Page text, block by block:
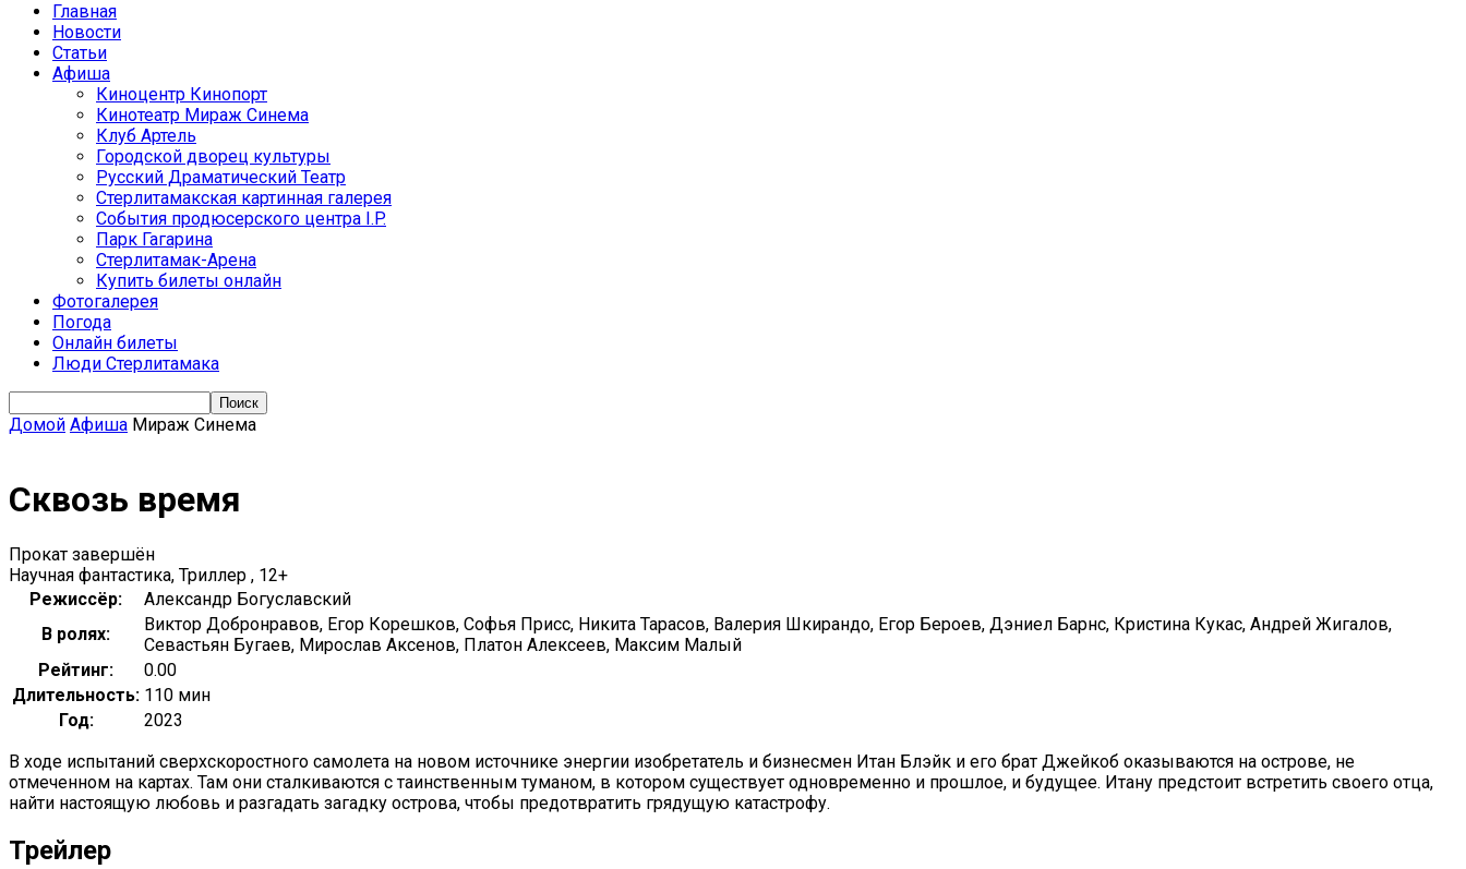
Главная
Новости
Статьи
Афиша
Киноцентр Кинопорт
Кинотеатр Мираж Синема
Клуб Артель
Городской дворец культуры
Русский Драматический Театр
Стерлитамакская картинная галерея
События продюсерского центра I.P.
Парк Гагарина
Стерлитамак-Арена
Купить билеты онлайн
Фотогалерея
Погода
Онлайн билеты
Люди Стерлитамака
Домой Афиша Мираж Синема
Сквозь время
Прокат завершён
Научная фантастика, Триллер , 12+
Режиссёр:
Александр Богуславский
В ролях:
Виктор Добронравов, Егор Корешков, Софья Присс, Никита Тарасов, Валерия Шкирандо, Егор Бероев, Дэниел Барнс, Кристина Кукас, Андрей Жигалов,
Севастьян Бугаев, Мирослав Аксенов, Платон Алексеев, Максим Малый
Рейтинг:
0.00
Длительность: 110 мин
Год:
2023
В ходе испытаний сверхскоростного самолета на новом источнике энергии изобретатель и бизнесмен Итан Блэйк и его брат Джейкоб оказываются на острове, не
отмеченном на картах. Там они сталкиваются с таинственным туманом, в котором существует одновременно и прошлое, и будущее. Итану предстоит встретить своего отца,
найти настоящую любовь и разгадать загадку острова, чтобы предотвратить грядущую катастрофу.
Трейлер